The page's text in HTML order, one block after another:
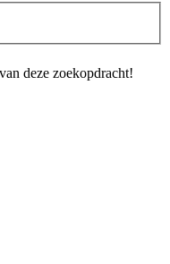
deze zoekopdracht!